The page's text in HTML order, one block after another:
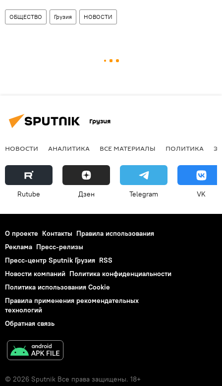
ОБЩЕСТВО Грузия НОВОСТИ
Грузия
НОВОСТИ АНАЛИТИКА ВСЕ МАТЕРИАЛЫ ПОЛИТИКА
Rutube Дзен Telegram VK
О проекте Контакты Правила использования
Реклама Пресс-релизы
Пресс-центр Sputnik Грузия RSS
Новости компаний Политика конфиденциальности
Политика использования Cookie
Правила применения рекомендательных
технологий
Обратная связь
© 2026 Sputnik Все права защищены. 18+